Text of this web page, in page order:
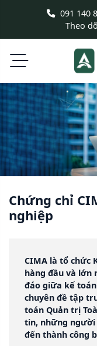
091 140
Theo
Chứng chỉ
nghiệp
CIMA là tổ chức
hàng đầu và lớn
đáo giữa kế
chuyên đề tập
toán Quản trị
tin, những người
đến thành công